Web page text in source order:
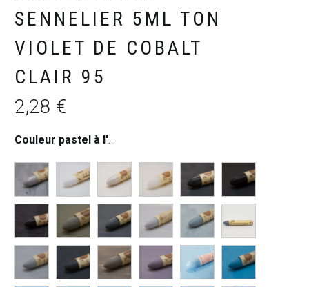
SENNELIER 5ML TON
VIOLET DE COBALT
CLAIR 95
2,28 €
Couleur pastel à l'huile